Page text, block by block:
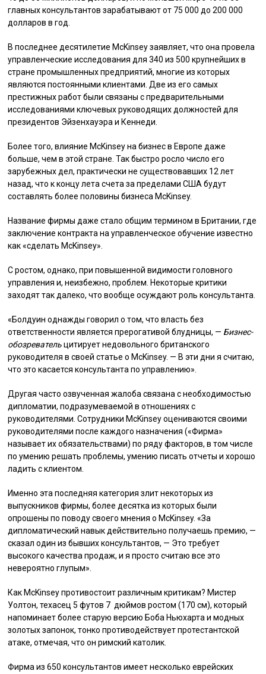
главных консультантов зарабатывают от 75 000 до 200 000
долларов в год.
В последнее десятилетие McKinsey заявляет, что она провела
управленческие исследования для 340 из 500 крупнейших в
стране промышленных предприятий, многие из которых
являются постоянными клиентами. Две из его самых
престижных работ были связаны с предварительными
исследованиями ключевых руководящих должностей для
президентов Эйзенхауэра и Кеннеди.
Более того, влияние McKinsey на бизнес в Европе даже
больше, чем в этой стране. Так быстро росло число его
зарубежных дел, практически не существовавших 12 лет
назад, что к концу лета счета за пределами США будут
составлять более половины бизнеса McKinsey.
Название фирмы даже стало общим термином в Британии, где
заключение контракта на управленческое обучение известно
как «сделать McKinsey».
С ростом, однако, при повышенной видимости головного
управления и, неизбежно, проблем. Некоторые критики
заходят так далеко, что вообще осуждают роль консультанта.
«Болдуин однажды говорил о том, что власть без
ответственности является прерогативой блудницы, — Бизнес-
обозревательцитирует недовольного британского
руководителя в своей статье о McKinsey. — В эти дни я считаю,
что это касается консультанта по управлению».
Другая часто озвученная жалоба связана с необходимостью
дипломатии, подразумеваемой в отношениях с
руководителями. Сотрудники McKinsey оцениваются своими
руководителями после каждого назначения («Фирма»
называет их обязательствами) по ряду факторов, в том числе
по умению решать проблемы, умению писать отчеты и хорошо
ладить с клиентом.
Именно эта последняя категория злит некоторых из
выпускников фирмы, более десятка из которых были
опрошены по поводу своего мнения о McKinsey. «За
дипломатический навык действительно получаешь премию, —
сказал один из бывших консультантов, — Это требует
высокого качества продаж, и я просто считаю все это
невероятно глупым».
Как McKinsey противостоит различным критикам? Мистер
Уолтон, техасец 5 футов 7 дюймов ростом (170 см), который
напоминает более старую версию Боба Ньюхарта и модных
золотых запонок, тонко противодействует протестантской
атаке, отмечая, что он римский католик.
Фирма из 650 консультантов имеет несколько еврейских